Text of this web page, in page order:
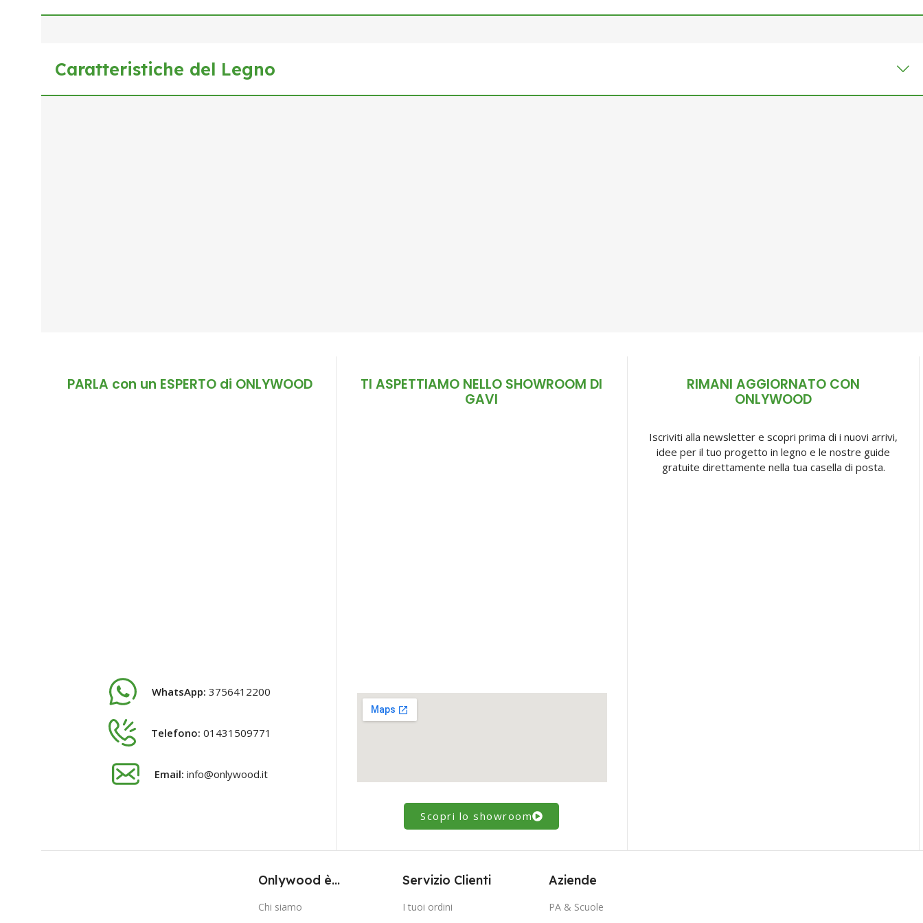
Caratteristiche del Legno
PARLA con un ESPERTO di ONLYWOOD
WhatsApp: 3756412200
Telefono: 01431509771
Email: info@onlywood.it
TI ASPETTIAMO NELLO SHOWROOM DI
GAVI
Scopri lo showroom
RIMANI AGGIORNATO CON
ONLYWOOD
Iscriviti alla newsletter e scopri prima di i nuovi arrivi,
idee per il tuo progetto in legno e le nostre guide
gratuite direttamente nella tua casella di posta.
Onlywood è...
Chi siamo
Servizio Clienti
I tuoi ordini
Aziende
PA & Scuole